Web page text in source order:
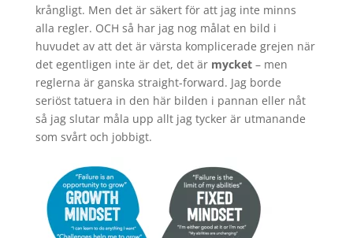
krångligt. Men det är säkert för att jag inte minns
alla regler. OCH så har jag nog målat en bild i
huvudet av att det är värsta komplicerade grejen när
det egentligen inte är det, det är mycket– men
reglerna är ganska straight-forward. Jag borde
seriöst tatuera in den här bilden i pannan eller nåt
så jag slutar måla upp allt jag tycker är utmanande
som svårt och jobbigt.